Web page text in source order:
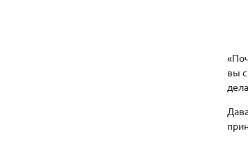
вы